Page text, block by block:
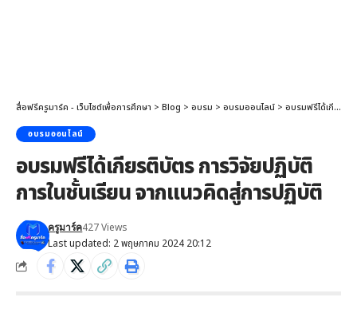
สื่อฟรีครูมาร์ค - เว็บไซต์เพื่อการศึกษา > Blog > อบรม > อบรมออนไลน์ > อบรมฟรีได้เกียรติบัตร การวิจัยปฏิบัติการในชั้นเรียน จากแนวคิดสู่การปฏิบัติ
อบรมออนไลน์
อบรมฟรีได้เกียรติบัตร การวิจัยปฏิบัติ
การในชั้นเรียน จากแนวคิดสู่การปฏิบัติ
Last updated: 2 พฤษภาคม 2024 20:12
ครูมาร์ค427 Views